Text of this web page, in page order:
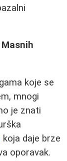
koje se
mnogi
je znati
koja daje brze
oporavak.